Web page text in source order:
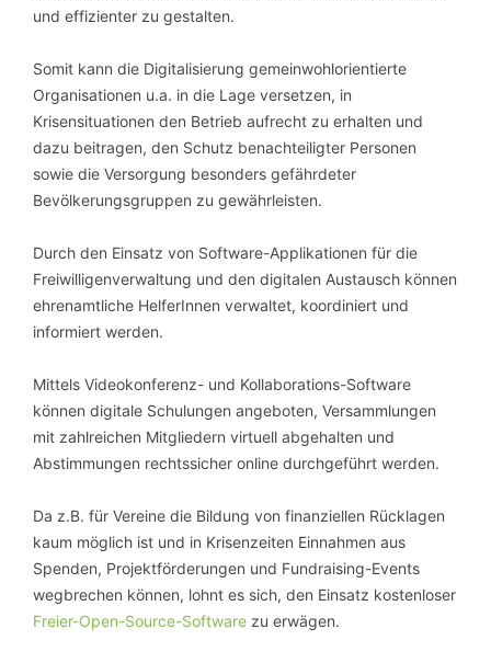
und effizienter zu gestalten.
Somit kann die Digitalisierung gemeinwohlorientierte
Organisationen u.a. in die Lage versetzen, in
Krisensituationen den Betrieb aufrecht zu erhalten und
dazu beitragen, den Schutz benachteiligter Personen
sowie die Versorgung besonders gefährdeter
Bevölkerungsgruppen zu gewährleisten.
Durch den Einsatz von Software-Applikationen für die
Freiwilligenverwaltung und den digitalen Austausch können
ehrenamtliche HelferInnen verwaltet, koordiniert und
informiert werden.
Mittels Videokonferenz- und Kollaborations-Software
können digitale Schulungen angeboten, Versammlungen
mit zahlreichen Mitgliedern virtuell abgehalten und
Abstimmungen rechtssicher online durchgeführt werden.
Da z.B. für Vereine die Bildung von finanziellen Rücklagen
kaum möglich ist und in Krisenzeiten Einnahmen aus
Spenden, Projektförderungen und Fundraising-Events
wegbrechen können, lohnt es sich, den Einsatz kostenloser
Freier-Open-Source-Software zu erwägen.